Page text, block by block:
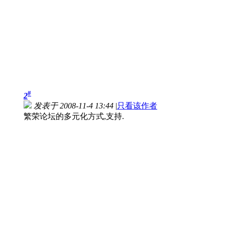
2#
发表于 2008-11-4 13:44 |只看该作者
繁荣论坛的多元化方式,支持.